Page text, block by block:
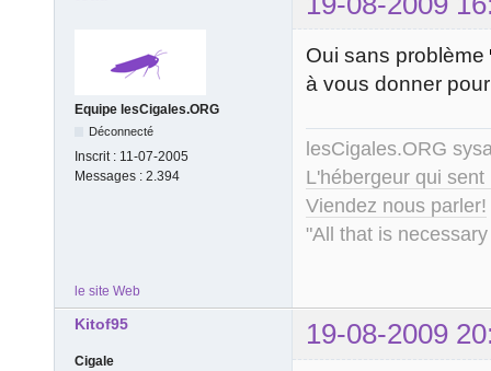
Equipe lesCigales.ORG
Déconnecté
Inscrit : 11-07-2005
Messages : 2.394
Oui sans problème
à vous donner
lesCigales.ORG
L'hébergeur qui
Viendez nous parler!
"All that is
le site Web
Kitof95 19-08-2009
Cigale